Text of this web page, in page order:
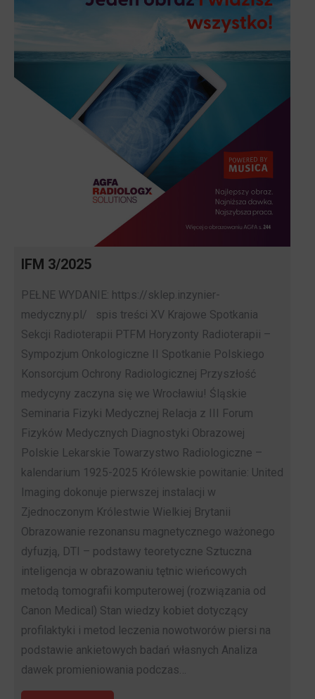
IFM 3/2025
PEŁNE WYDANIE: https://sklep.inzynier-
medyczny.pl/ spis treści XV Krajowe Spotkania
Sekcji Radioterapii PTFM Horyzonty Radioterapii –
Sympozjum Onkologiczne II Spotkanie Polskiego
Konsorcjum Ochrony Radiologicznej Przyszłość
medycyny zaczyna się we Wrocławiu! Śląskie
Seminaria Fizyki Medycznej Relacja z III Forum
Fizyków Medycznych Diagnostyki Obrazowej
Polskie Lekarskie Towarzystwo Radiologiczne –
kalendarium 1925-2025 Królewskie powitanie: United
Imaging dokonuje pierwszej instalacji w
Zjednoczonym Królestwie Wielkiej Brytanii
Obrazowanie rezonansu magnetycznego ważonego
dyfuzją, DTI – podstawy teoretyczne Sztuczna
inteligencja w obrazowaniu tętnic wieńcowych
metodą tomografii komputerowej (rozwiązania od
Canon Medical) Stan wiedzy kobiet dotyczący
profilaktyki i metod leczenia nowotworów piersi na
podstawie ankietowych badań własnych Analiza
dawek promieniowania podczas…